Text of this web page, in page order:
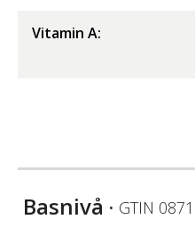
Vitamin A:
Basnivå • GTIN